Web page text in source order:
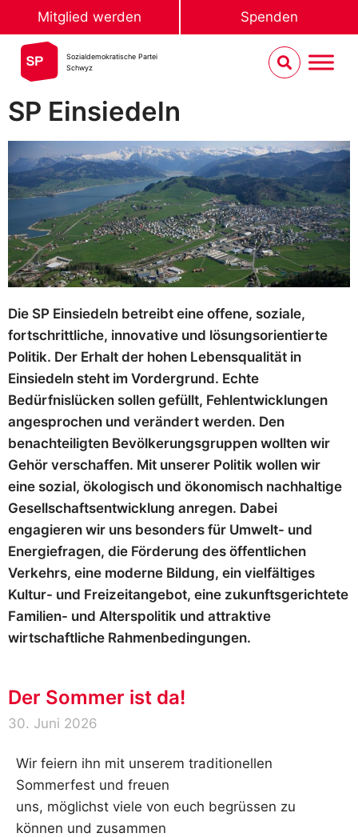
Mitglied werden Spenden
Sozialdemokratische Partei
Schwyz
SP Einsiedeln
Die SP Einsiedeln betreibt eine offene, soziale,
fortschrittliche, innovative und lösungsorientierte
Politik. Der Erhalt der hohen Lebensqualität in
Einsiedeln steht im Vordergrund. Echte
Bedürfnislücken sollen gefüllt, Fehlentwicklungen
angesprochen und verändert werden. Den
benachteiligten Bevölkerungsgruppen wollten wir
Gehör verschaffen. Mit unserer Politik wollen wir
eine sozial, ökologisch und ökonomisch nachhaltige
Gesellschaftsentwicklung anregen. Dabei
engagieren wir uns besonders für Umwelt- und
Energiefragen, die Förderung des öffentlichen
Verkehrs, eine moderne Bildung, ein vielfältiges
Kultur- und Freizeitangebot, eine zukunftsgerichtete
Familien- und Alterspolitik und attraktive
wirtschaftliche Rahmenbedingungen.
Der Sommer ist da!
30. Juni 2026
Wir feiern ihn mit unserem traditionellen
Sommerfest und freuen
uns, möglichst viele von euch begrüssen zu
können und zusammen